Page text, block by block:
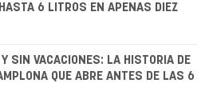
6 LITROS EN APENAS DIEZ
SIN VACACIONES: LA HISTORIA DE
QUE ABRE ANTES DE LAS 6